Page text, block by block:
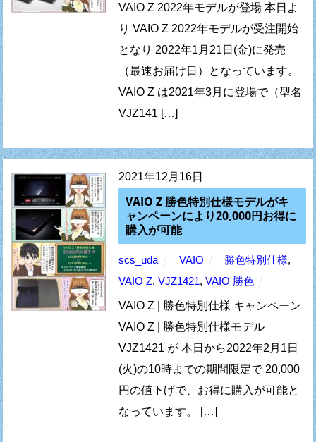
VAIO Z 2022年モデルが登場 本日よ
り VAIO Z 2022年モデルが受注開始
となり 2022年1月21日(金)に発売
（最速お届け日）となっています。
VAIO Z は2021年3月に登場で（型名
VJZ141 […]
2021年12月16日
VAIO Z 勝色特別仕様モデルがキ
ャンペーンにより20,000円お得に
購入が可能
scs_uda VAIO 勝色特別仕様,
VAIO Z,VJZ1421,VAIO 勝色
VAIO Z | 勝色特別仕様 キャンペーン
VAIO Z | 勝色特別仕様モデル
VJZ1421 が 本日から2022年2月1日
(火)の10時までの期間限定で 20,000
円の値下げで、お得に購入が可能と
なっています。 […]